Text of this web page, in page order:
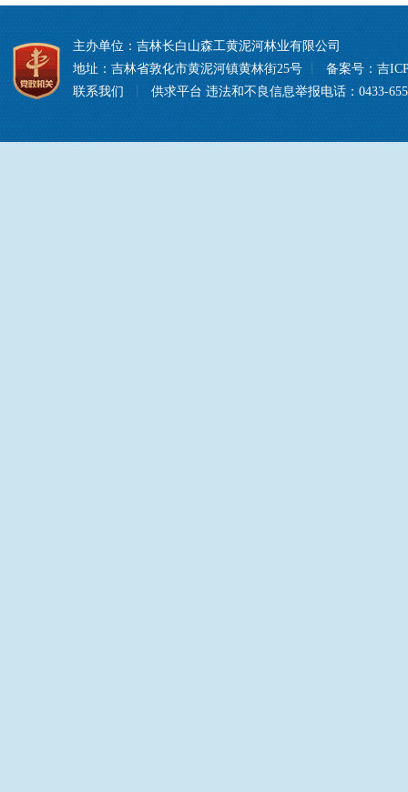
主办单位：吉林长白山森工黄泥河林业有限公司
地址：吉林省敦化市黄泥河镇黄林街25号
备案号： 吉
联系我们
供求平台 违法和不良信息举报电话：0433-